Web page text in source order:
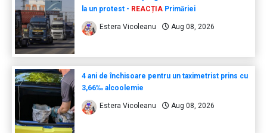
la un protest - REACȚIAPrimăriei
Estera Vicoleanu Aug 08, 2026
4 ani de închisoare pentru un taximetrist prins cu
3,66‰ alcoolemie
Estera Vicoleanu Aug 08, 2026